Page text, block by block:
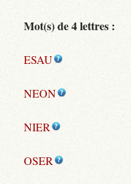
Mot(s) de 4 lettres :
ESAU
NEON
NIER
OSER